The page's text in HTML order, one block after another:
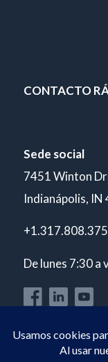
CONTACTO
Sede social
7451 Winton
Indianápolis, IN
De lunes 7:30 a